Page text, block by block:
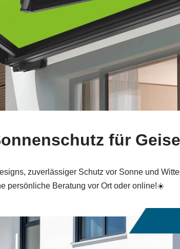
für
zuverlässiger Schutz vor Sonne und
persönliche Beratung vor Ort oder online!☀️